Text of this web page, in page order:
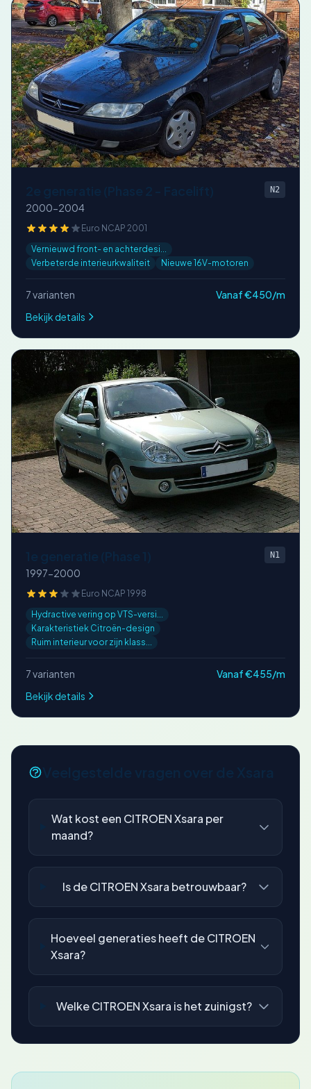
2000-2004
N2
Euro NCAP 2001
Vernieuwd front- en achterdesi...
Verbeterde interieurkwaliteit
Nieuwe 16V-motoren
7 varianten
Vanaf €450/m
Bekijk details
1997-2000
N1
Euro NCAP 1998
Hydractive vering op VTS-versi...
Karakteristiek Citroën-design
Ruim interieur voor zijn klass...
7 varianten
Vanaf €455/m
Bekijk details
Wat kost een CITROEN Xsara per
maand?
Is de CITROEN Xsara betrouwbaar?
Hoeveel generaties heeft de CITROEN
Xsara?
Welke CITROEN Xsara is het zuinigst?